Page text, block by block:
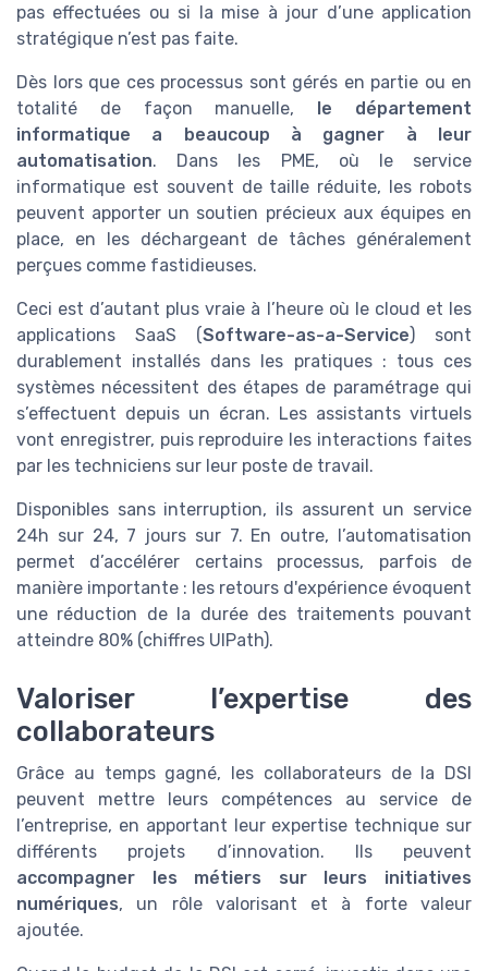
pas effectuées ou si la mise à jour d’une application
stratégique n’est pas faite.
Dès lors que ces processus sont gérés en partie ou en
totalité de façon manuelle, le département
informatique a beaucoup à gagner à leur
automatisation. Dans les PME, où le service
informatique est souvent de taille réduite, les robots
peuvent apporter un soutien précieux aux équipes en
place, en les déchargeant de tâches généralement
perçues comme fastidieuses.
Ceci est d’autant plus vraie à l’heure où le cloud et les
applications SaaS (Software-as-a-Service) sont
durablement installés dans les pratiques : tous ces
systèmes nécessitent des étapes de paramétrage qui
s’effectuent depuis un écran. Les assistants virtuels
vont enregistrer, puis reproduire les interactions faites
par les techniciens sur leur poste de travail.
Disponibles sans interruption, ils assurent un service
24h sur 24, 7 jours sur 7. En outre, l’automatisation
permet d’accélérer certains processus, parfois de
manière importante : les retours d'expérience évoquent
une réduction de la durée des traitements pouvant
atteindre 80% (chiffres UIPath).
Valoriser l’expertise des
collaborateurs
Grâce au temps gagné, les collaborateurs de la DSI
peuvent mettre leurs compétences au service de
l’entreprise, en apportant leur expertise technique sur
différents projets d’innovation. Ils peuvent
accompagner les métiers sur leurs initiatives
numériques, un rôle valorisant et à forte valeur
ajoutée.